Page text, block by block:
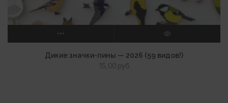
ВЫБЕРИТЕ ПАРАМЕТРЫ ПРОСМОТР
Дикие значки-пины — 2026 (59 видов!)
15,00 руб